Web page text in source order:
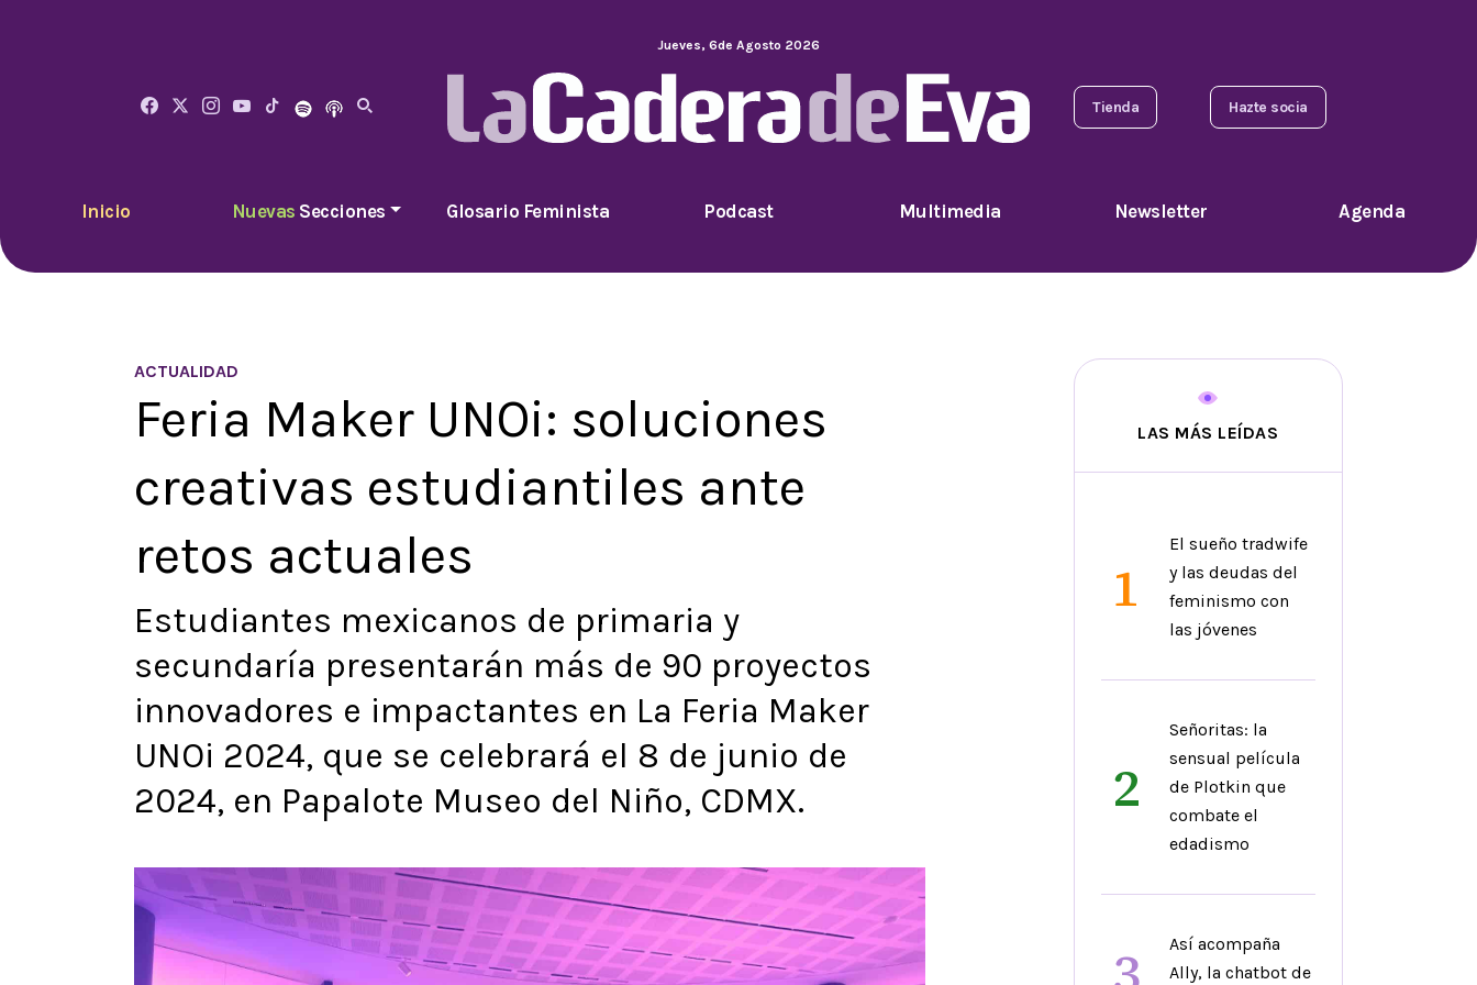
Jueves, 6de Agosto 2026
Tienda Hazte socia
Inicio Nuevas Secciones Glosario Feminista Podcast Multimedia Newsletter Agenda
ACTUALIDAD
Feria Maker UNOi: soluciones
creativas estudiantiles ante
retos actuales
Estudiantes mexicanos de primaria y
secundaría presentarán más de 90 proyectos
innovadores e impactantes en La Feria Maker
UNOi 2024, que se celebrará el 8 de junio de
2024, en Papalote Museo del Niño, CDMX.
LAS MÁS LEÍDAS
1
El sueño tradwife
y las deudas del
feminismo con
las jóvenes
2
Señoritas: la
sensual película
de Plotkin que
combate el
edadismo
Así acompaña
Ally, la chatbot de